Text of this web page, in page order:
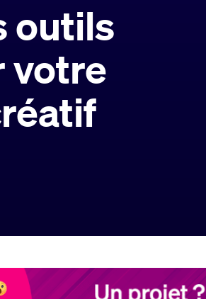
outils
votre